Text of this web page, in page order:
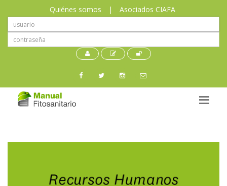
Quiénes somos | Asociados CIAFA